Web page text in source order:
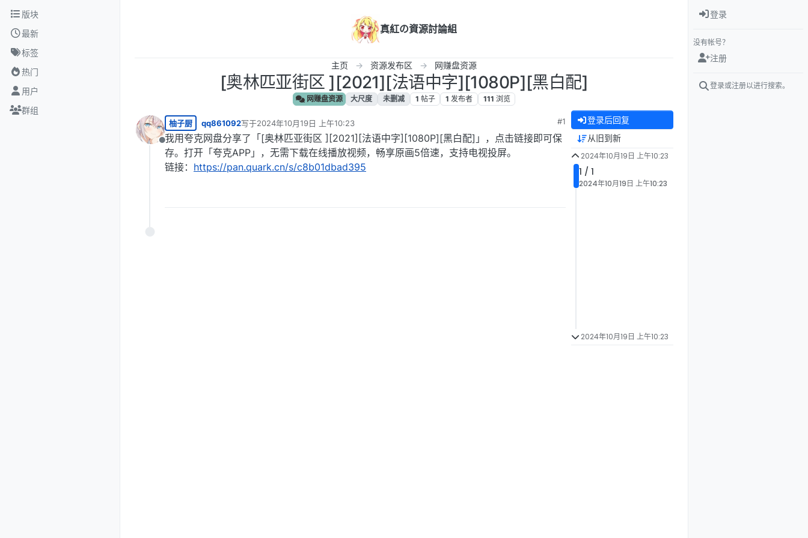
跳转至内容
版块
最新
标签
热门
用户
群组
真紅の資源討論組
主页 资源发布区 网赚盘资源
[奥林匹亚街区 ][2021][法语中字][1080P][黑白配]
网赚盘资源 大尺度 未删减 1 帖子 1 发布者 111 浏览
离线
柚子厨 qq861092写于2024年10月19日 上午10:23
最后由 编辑
#1
我用夸克网盘分享了「[奥林匹亚街区 ][2021][法语中字][1080P][黑白配]」，点击链接即可保
存。打开「夸克APP」，无需下载在线播放视频，畅享原画5倍速，支持电视投屏。
链接： https://pan.quark.cn/s/c8b01dbad395
登录后回复
从旧到新
2024年10月19日 上午10:23
1 / 1
2024年10月19日 上午10:23
2024年10月19日 上午10:23
登录
没有帐号？
注册
登录或注册以进行搜索。